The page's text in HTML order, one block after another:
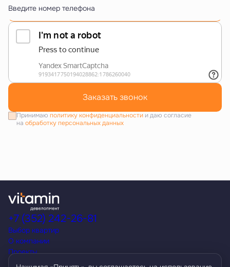
Введите номер телефона
Заказать звонок
Принимаю политику конфиденциальностии даю согласие
на обработку персональных данных
Выбор квартир
О компании
Проекты
Акции
+7 (352) 242-26-81